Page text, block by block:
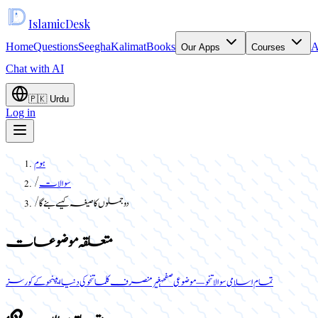
IslamicDesk
HomeQuestionsSeeghaKalimatBooks Our Apps Courses
Chat with AI
🇵🇰 Urdu
Log in
ہوم
/سوالات
/دو جملوں کا صیغہ کیسے بنے گا
متعلقہ موضوعات
تمام اسلامی سوالاتنحو — موضوعی صفحہغیر منصرف کلماتنحو کی دنیا ایپنحو کے کورسز